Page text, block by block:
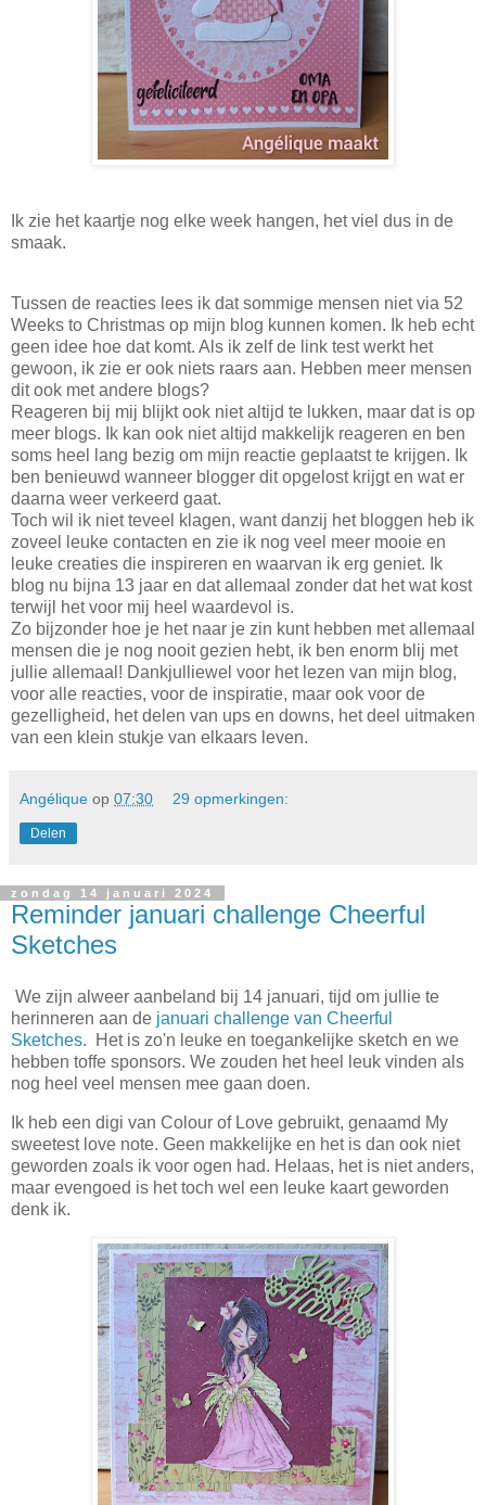
Ik zie het kaartje nog elke week hangen, het viel dus in de
smaak.
Tussen de reacties lees ik dat sommige mensen niet via 52
Weeks to Christmas op mijn blog kunnen komen. Ik heb echt
geen idee hoe dat komt. Als ik zelf de link test werkt het
gewoon, ik zie er ook niets raars aan. Hebben meer mensen
dit ook met andere blogs?
Reageren bij mij blijkt ook niet altijd te lukken, maar dat is op
meer blogs. Ik kan ook niet altijd makkelijk reageren en ben
soms heel lang bezig om mijn reactie geplaatst te krijgen. Ik
ben benieuwd wanneer blogger dit opgelost krijgt en wat er
daarna weer verkeerd gaat.
Toch wil ik niet teveel klagen, want danzij het bloggen heb ik
zoveel leuke contacten en zie ik nog veel meer mooie en
leuke creaties die inspireren en waarvan ik erg geniet. Ik
blog nu bijna 13 jaar en dat allemaal zonder dat het wat kost
terwijl het voor mij heel waardevol is.
Zo bijzonder hoe je het naar je zin kunt hebben met allemaal
mensen die je nog nooit gezien hebt, ik ben enorm blij met
jullie allemaal! Dankjulliewel voor het lezen van mijn blog,
voor alle reacties, voor de inspiratie, maar ook voor de
gezelligheid, het delen van ups en downs, het deel uitmaken
van een klein stukje van elkaars leven.
Angélique op 07:30 29 opmerkingen:
Delen
zondag 14 januari 2024
Reminder januari challenge Cheerful
Sketches
We zijn alweer aanbeland bij 14 januari, tijd om jullie te
herinneren aan de januari challenge van Cheerful
Sketches. Het is zo'n leuke en toegankelijke sketch en we
hebben toffe sponsors. We zouden het heel leuk vinden als
nog heel veel mensen mee gaan doen.
Ik heb een digi van Colour of Love gebruikt, genaamd My
sweetest love note. Geen makkelijke en het is dan ook niet
geworden zoals ik voor ogen had. Helaas, het is niet anders,
maar evengoed is het toch wel een leuke kaart geworden
denk ik.